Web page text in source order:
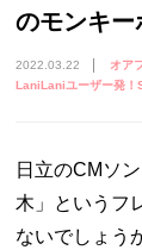
のモンキー
2022.03.22 オア
LaniLaniユーザー発
日立のCMソ
木」というフ
ないでしょう